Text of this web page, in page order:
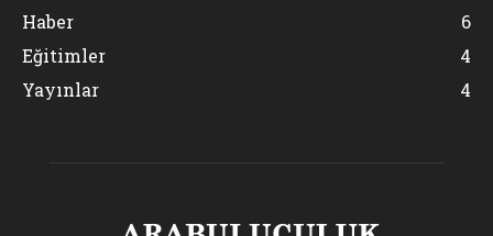
Haber
6
Eğitimler
4
Yayınlar
4